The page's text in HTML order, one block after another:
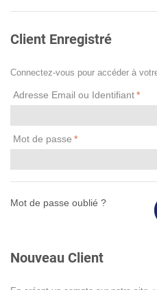
Client Enregistré
Connectez-vous pour accéder à
*
Adresse Email ou Identifiant
*
Mot de passe
Mot de passe oublié ?
Nouveau Client